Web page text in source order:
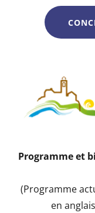
Programme et
(Programme
en